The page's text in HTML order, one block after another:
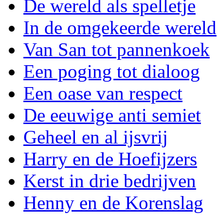
De wereld als spelletje
In de omgekeerde wereld
Van San tot pannenkoek
Een poging tot dialoog
Een oase van respect
De eeuwige anti semiet
Geheel en al ijsvrij
Harry en de Hoefijzers
Kerst in drie bedrijven
Henny en de Korenslag